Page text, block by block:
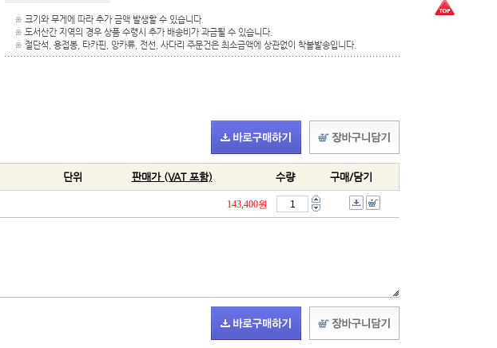
※ 크기와 무게에 따라 추가 금액 발생할 수 있습니다.
※ 도서산간 지역의 경우 상품 수령시 추가 배송비가 과금될 수 있습니다.
※ 절단석, 용접봉, 타카핀, 앙카류, 전선, 사다리 주문건은 최소금액에 상관없이 착불발송입니다.
단위 판매가 (VAT 포함) 수량 구매/담기
143,400원